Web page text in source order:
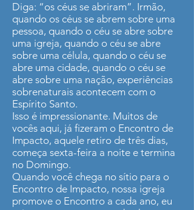
Diga: “os céus se abriram”. Irmão,
quando os céus se abrem sobre uma
pessoa, quando o céu se abre sobre
uma igreja, quando o céu se abre
sobre uma célula, quando o céu se
abre uma cidade, quando o céu se
abre sobre uma nação, experiências
sobrenaturais acontecem com o
Espírito Santo.
Isso é impressionante. Muitos de
vocês aqui, já fizeram o Encontro de
Impacto, aquele retiro de três dias,
começa sexta-feira a noite e termina
no Domingo.
Quando você chega no sítio para o
Encontro de Impacto, nossa igreja
promove o Encontro a cada ano, eu